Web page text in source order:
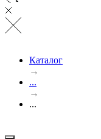
Каталог
→
...
→
...